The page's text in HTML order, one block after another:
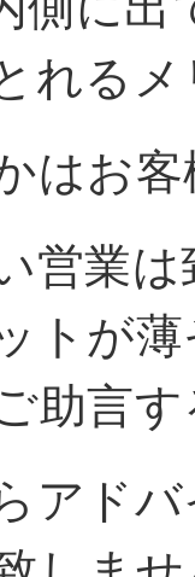
れる
はお
営業
トが
助言
アド